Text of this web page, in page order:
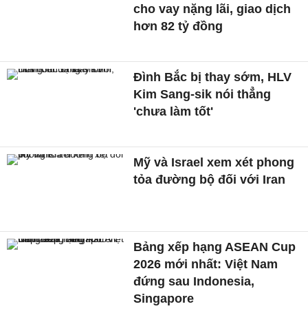
cho vay nặng lãi, giao dịch
hơn 82 tỷ đồng
Đình Bắc bị thay sớm, HLV
Kim Sang-sik nói thẳng
'chưa làm tốt'
Mỹ và Israel xem xét phong
tỏa đường bộ đối với Iran
Bảng xếp hạng ASEAN Cup
2026 mới nhất: Việt Nam
đứng sau Indonesia,
Singapore